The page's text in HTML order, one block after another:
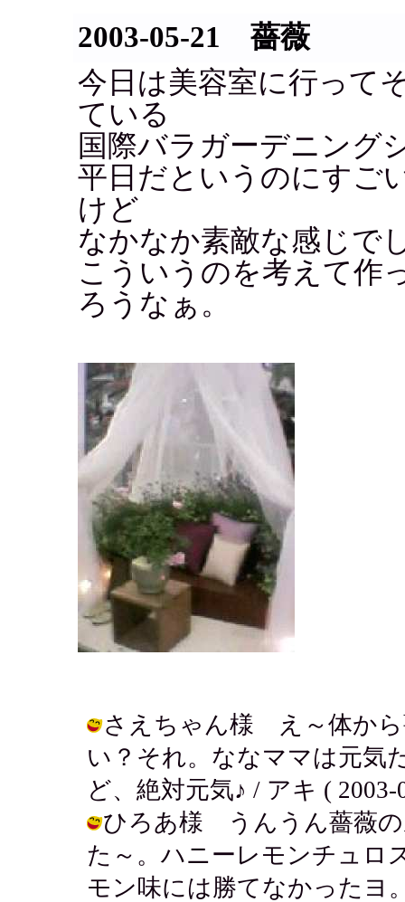
2003-05-21 薔薇
今日は美容室に行って
ている
国際バラガーデニング
平日だというのにすご
けど
なかなか素敵な感じで
こういうのを考えて作
ろうなぁ。
さえちゃん様 え～体から
い？それ。ななママは元気
ど、絶対元気♪ / アキ ( 2003-
ひろあ様 うんうん薔薇の
た～。ハニーレモンチュロ
モン味には勝てなかったヨ